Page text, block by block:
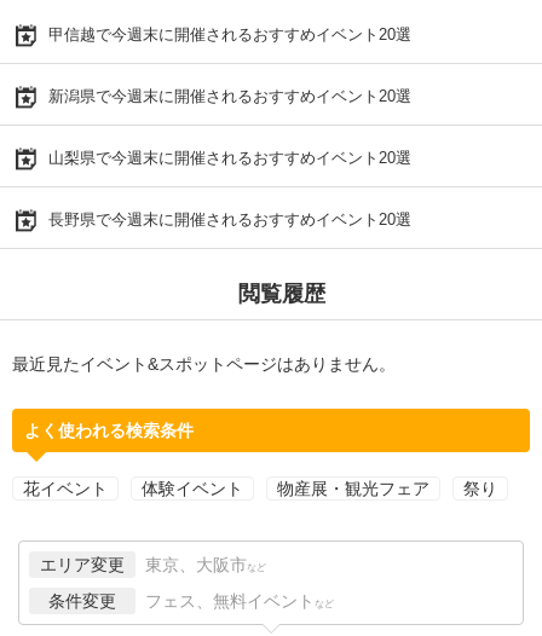
甲信越で今週末に開催されるおすすめイベント20選
新潟県で今週末に開催されるおすすめイベント20選
山梨県で今週末に開催されるおすすめイベント20選
長野県で今週末に開催されるおすすめイベント20選
閲覧履歴
最近見たイベント&スポットページはありません。
よく使われる検索条件
花イベント 体験イベント 物産展・観光フェア 祭り
エリア変更 東京、大阪市 など
条件変更 フェス、無料イベント など